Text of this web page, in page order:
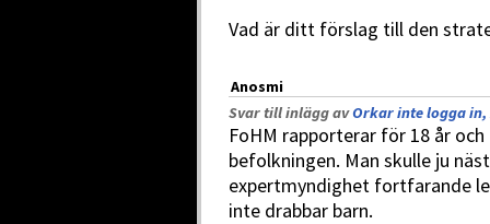
Vad är ditt förslag till den
Anosmi
Svar till inlägg avOrkar inte logga in,
FoHM rapporterar för 18 år
befolkningen. Man skulle ju
expertmyndighet fortfarande
inte drabbar barn.